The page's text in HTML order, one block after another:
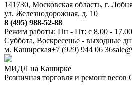
141730, Московская область, г.
ул. Железнодорожная, д. 10
8 (495) 988-52-88
Режим работы: Пн - Пт: с 8.00 -
Суббота, Воскресенье - выходные
м. Каширская+7 (929) 944 06 36
МИДЛ на Каширке
Розничная торговля и ремонт